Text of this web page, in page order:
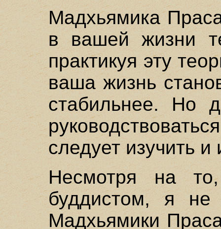
Мадхьямика
в вашей жизни
практикуя эту
ваша жизнь
стабильнее. Но
следует изучить и
Несмотря на
буддистом, я не
Мадхьямики